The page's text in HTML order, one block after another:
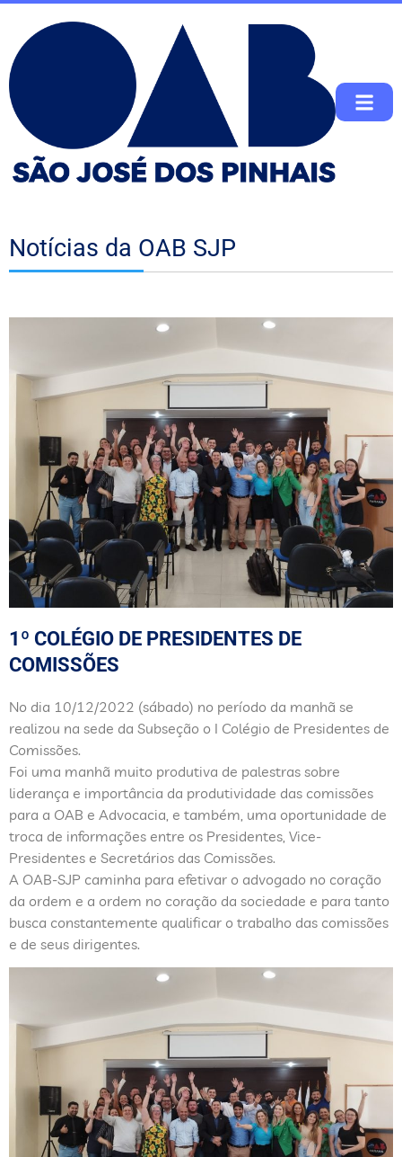
Notícias da OAB SJP
1º COLÉGIO DE PRESIDENTES DE
COMISSÕES
No dia 10/12/2022 (sábado) no período da manhã se
realizou na sede da Subseção o I Colégio de Presidentes de
Comissões.
Foi uma manhã muito produtiva de palestras sobre
liderança e importância da produtividade das comissões
para a OAB e Advocacia, e também, uma oportunidade de
troca de informações entre os Presidentes, Vice-
Presidentes e Secretários das Comissões.
A OAB-SJP caminha para efetivar o advogado no coração
da ordem e a ordem no coração da sociedade e para tanto
busca constantemente qualificar o trabalho das comissões
e de seus dirigentes.